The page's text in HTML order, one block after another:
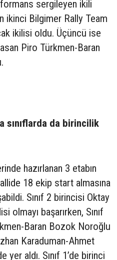
sergileyen ikili
ikinci Bilgimer Rally Team
ikilisi oldu. Üçüncü ise
Piro Türkmen-Baran
sınıflarda da birincilik
hazırlanan 3 etabın
18 ekip start almasına
Sınıf 2 birincisi Oktay
olmayı başarırken, Sınıf
Baran Bozok Noroğlu
Karaduman-Ahmet
aldı. Sınıf 1’de birinci